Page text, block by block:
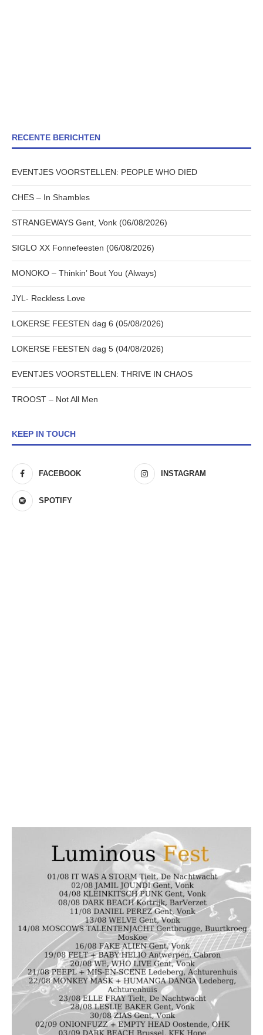
RECENTE BERICHTEN
EVENTJES VOORSTELLEN: PEOPLE WHO DIED
CHES – In Shambles
STRANGEWAYS Gent, Vonk (06/08/2026)
SIGLO XX Fonnefeesten (06/08/2026)
MONOKO – Thinkin’ Bout You (Always)
JYL- Reckless Love
LOKERSE FEESTEN dag 6 (05/08/2026)
LOKERSE FEESTEN dag 5 (04/08/2026)
EVENTJES VOORSTELLEN: THRIVE IN CHAOS
TROOST – Not All Men
KEEP IN TOUCH
FACEBOOK INSTAGRAM
SPOTIFY